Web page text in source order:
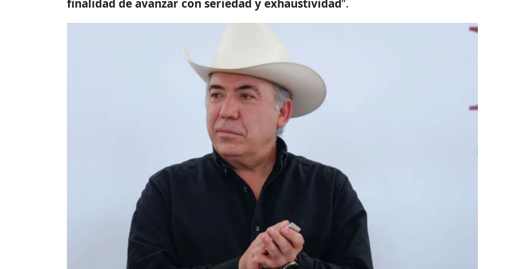
finalidad de avanzar con seriedad y exhaustividad”.